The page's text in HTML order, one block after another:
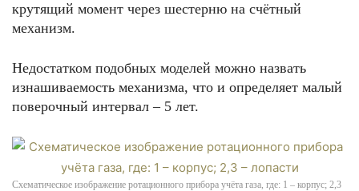
крутящий момент через шестерню на счётный
механизм.
Недостатком подобных моделей можно назвать
изнашиваемость механизма, что и определяет малый
поверочный интервал – 5 лет.
Схематическое изображение ротационного прибора учёта газа, где: 1 – корпус; 2,3